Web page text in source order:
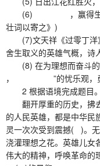
(6) ，赢得生前身
壮词以寄之》)
(7)文天祥《过
舍生取义的英雄气概，诗
(8) 在为理想而奋斗
， ”的忧乐观，勇担
2 根据语境完成题目
翻开厚重的历史，拂
的人民英雄，都是中华民
灵一次次受到震撼( )。
浇灌理想之花。英雄儿女
伟大的精神，呼唤革命的